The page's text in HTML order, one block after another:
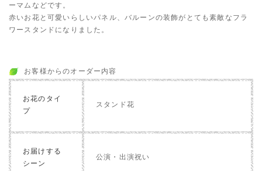
ーマムなどです。
赤いお花と可愛いらしいパネル、バルーンの装飾がとても素敵なフラ
ワースタンドになりました。
お客様からのオーダー内容
お花のタイ
プ
スタンド花
お届けする
シーン
公演・出演祝い